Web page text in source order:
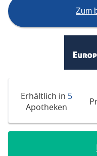
Zum
Erhältlich in 5
Apotheken